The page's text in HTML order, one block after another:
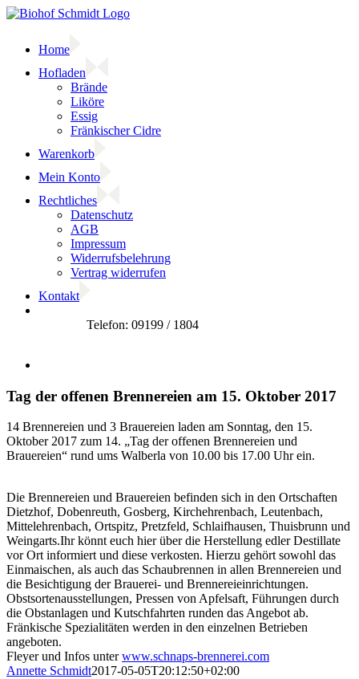
Zum
Home
Hofladen
Brände
Liköre
Essig
Fränkischer Cidre
Warenkorb
Mein Konto
Rechtliches
Datenschutz
AGB
Impressum
Widerrufsbelehrung
Vertrag widerrufen
Kontakt
Bild
Tag der offenen Brennereien am 15. Oktober 2017
14 Brennereien und 3 Brauereien laden am Sonntag, den 15.
Oktober 2017 zum 14. „Tag der offenen Brennereien und
Brauereien“ rund ums Walberla von 10.00 bis 17.00 Uhr ein.
Die Brennereien und Brauereien befinden sich in den Ortschaften
Dietzhof, Dobenreuth, Gosberg, Kirchehrenbach, Leutenbach,
Mittelehrenbach, Ortspitz, Pretzfeld, Schlaifhausen, Thuisbrunn und
Weingarts.Ihr könnt euch hier über die Herstellung edler Destillate
vor Ort informiert und diese verkosten. Hierzu gehört sowohl das
Einmaischen, als auch das Schaubrennen in allen Brennereien und
die Besichtigung der Brauerei- und Brennereieinrichtungen.
Obstsortenausstellungen, Pressen von Apfelsaft, Führungen durch
die Obstanlagen und Kutschfahrten runden das Angebot ab.
Fränkische Spezialitäten werden in den einzelnen Betrieben
angeboten.
Fleyer und Infos unterwww.schnaps-brennerei.com
Annette Schmidt2017-05-05T20:12:50+02:00